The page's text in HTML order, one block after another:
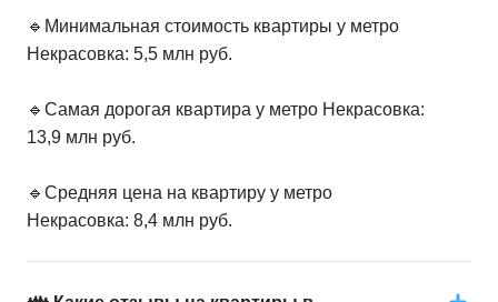
🔹Минимальная стоимость квартиры у метро
Некрасовка: 5,5 млн руб.
🔹Самая дорогая квартира у метро Некрасовка:
13,9 млн руб.
🔹Средняя цена на квартиру у метро
Некрасовка: 8,4 млн руб.